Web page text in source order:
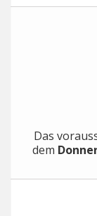
Das
dem